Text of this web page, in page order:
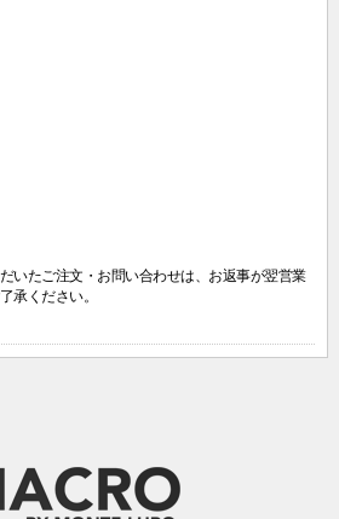
いたご注文・お問い合わせは、 お返事が翌営業
承ください。